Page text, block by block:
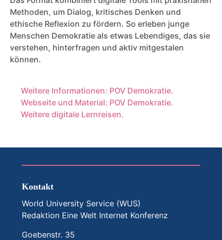
Methoden, um Dialog, kritisches Denken und
ethische Reflexion zu fördern. So erleben junge
Menschen Demokratie als etwas Lebendiges, das sie
verstehen, hinterfragen und aktiv mitgestalen
können.
Weitere Informationen: POV Demokratie.
Webseite und Material: POV Demokratie.
Weitere digitale Lernreisen.
Kontakt
World University Service (WUS)
Redaktion Eine Welt Internet Konferenz
Goebenstr. 35